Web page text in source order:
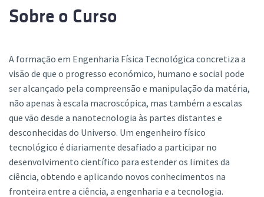
Sobre o Curso
A formação em Engenharia Física Tecnológica concretiza a
visão de que o progresso económico, humano e social pode
ser alcançado pela compreensão e manipulação da matéria,
não apenas à escala macroscópica, mas também a escalas
que vão desde a nanotecnologia às partes distantes e
desconhecidas do Universo. Um engenheiro físico
tecnológico é diariamente desafiado a participar no
desenvolvimento científico para estender os limites da
ciência, obtendo e aplicando novos conhecimentos na
fronteira entre a ciência, a engenharia e a tecnologia.